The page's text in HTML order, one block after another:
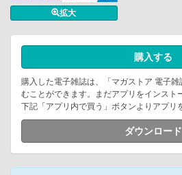
拡大
購入する
購入した電子雑誌は、「マガストア 電子
むことができます。まだアプリをインスト
下記「アプリ内で買う」ボタンよりアプリ
ダウンロード